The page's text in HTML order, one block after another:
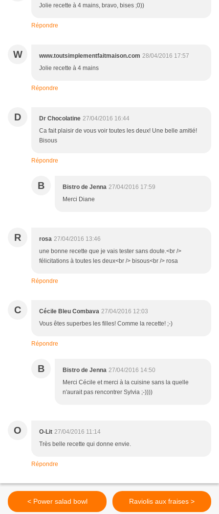
Jolie recette à 4 mains, bravo, bises ;0))
Répondre
W www.toutsimplementfaitmaison.com 28/04/2016 17:57
Jolie recette à 4 mains
Répondre
D Dr Chocolatine 27/04/2016 16:44
Ca fait plaisir de vous voir toutes les deux! Une belle amitié!
Bisous
Répondre
B Bistro de Jenna 27/04/2016 17:59
Merci Diane
R rosa 27/04/2016 13:46
une bonne recette que je vais tester sans doute.<br />
félicitations à toutes les deux<br /> bisous<br /> rosa
Répondre
C Cécile Bleu Combava 27/04/2016 12:03
Vous êtes superbes les filles! Comme la recette! ;-)
Répondre
B Bistro de Jenna 27/04/2016 14:50
Merci Cécile et merci à la cuisine sans la quelle
n'aurait pas rencontrer Sylvia ;-))))
O O-Lit 27/04/2016 11:14
Très belle recette qui donne envie.
Répondre
< Power salad bowl Raviolis aux fraises >